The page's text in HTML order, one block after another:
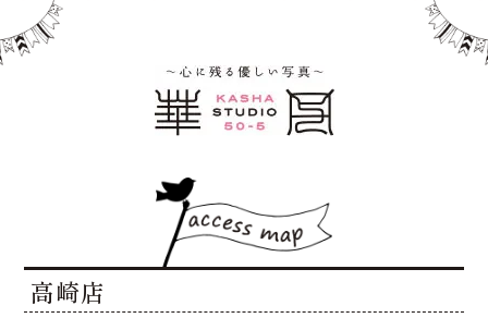
高崎店